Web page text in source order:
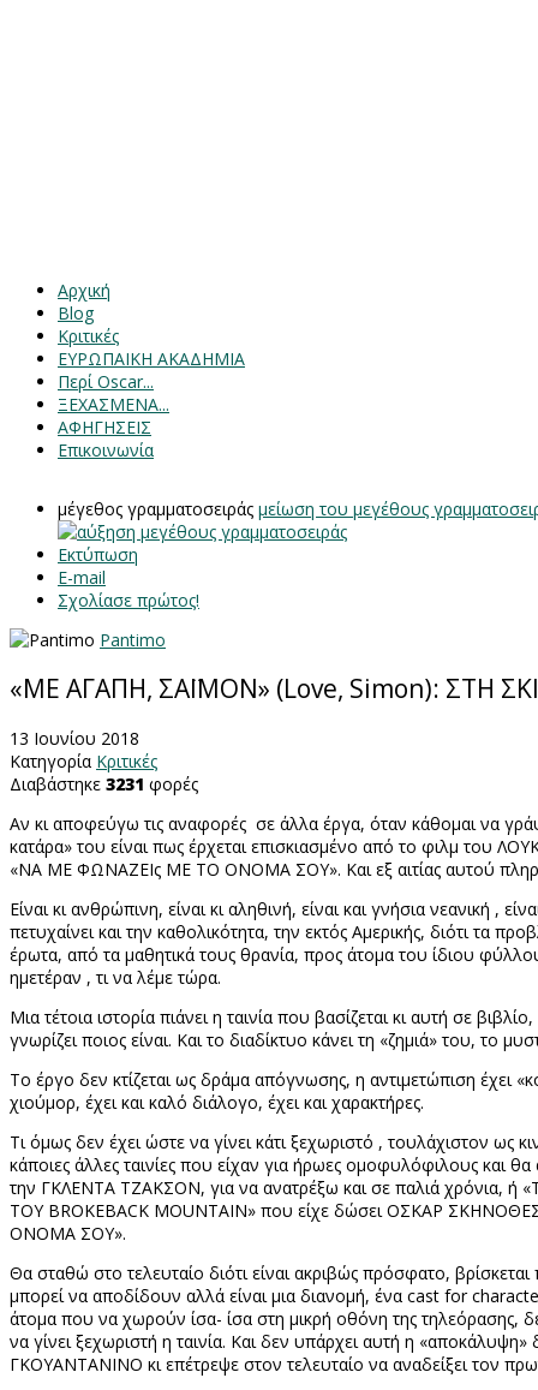
Αρχική
Blog
Κριτικές
ΕΥΡΩΠΑΙΚΗ ΑΚΑΔΗΜΙΑ
Περί Oscar...
ΞΕΧΑΣΜΕΝΑ...
ΑΦΗΓΗΣΕΙΣ
Επικοινωνία
μέγεθος γραμματοσειράς μείωση του μεγέθους
Εκτύπωση
E-mail
Σχολίασε πρώτος!
Pantimo
«ΜΕ ΑΓΑΠΗ, ΣΑΪΜΟΝ» (Love, Simon): ΣΤΗ
13 Ιουνίου 2018
Κατηγορία Κριτικές
Διαβάστηκε 3231 φορές
Αν κι αποφεύγω τις αναφορές σε άλλα έργα, όταν κάθομαι να
κατάρα» του είναι πως έρχεται επισκιασμένο από το φιλμ του
«ΝΑ ΜΕ ΦΩΝΑΖΕΙς ΜΕ ΤΟ ΟΝΟΜΑ ΣΟΥ». Και εξ αιτίας αυτού
Είναι κι ανθρώπινη, είναι κι αληθινή, είναι και γνήσια νεανική ,
πετυχαίνει και την καθολικότητα, την εκτός Αμερικής, διότι
έρωτα, από τα μαθητικά τους θρανία, προς άτομα του ίδιου
ημετέραν , τι να λέμε τώρα.
Μια τέτοια ιστορία πιάνει η ταινία που βασίζεται κι αυτή σε
γνωρίζει ποιος είναι. Και το διαδίκτυο κάνει τη «ζημιά» του, το
Το έργο δεν κτίζεται ως δράμα απόγνωσης, η αντιμετώπιση έχει
χιούμορ, έχει και καλό διάλογο, έχει και χαρακτήρες.
Τι όμως δεν έχει ώστε να γίνει κάτι ξεχωριστό , τουλάχιστον ως
κάποιες άλλες ταινίες που είχαν για ήρωες ομοφυλόφιλους
την ΓΚΛΕΝΤΑ ΤΖΑΚΣΟΝ, για να ανατρέξω και σε παλιά χρόνια,
ΤΟΥ BROKEBACK MOUNTAIN» που είχε δώσει ΟΣΚΑΡ
ΟΝΟΜΑ ΣΟΥ».
Θα σταθώ στο τελευταίο διότι είναι ακριβώς πρόσφατο,
μπορεί να αποδίδουν αλλά είναι μια διανομή, ένα cast for
άτομα που να χωρούν ίσα- ίσα στη μικρή οθόνη της
να γίνει ξεχωριστή η ταινία. Και δεν υπάρχει αυτή η
ΓΚΟΥΑΝΤΑΝΙΝΟ κι επέτρεψε στον τελευταίο να αναδείξει τον